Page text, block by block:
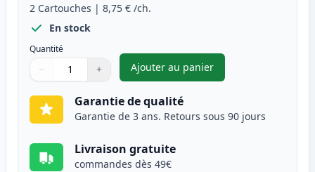
2 Cartouches | 8,75 € /ch.
En stock
Quantité
Quantité
Utilisez les boutons pour ajuster
− +
Quantité
Ajouter au panier
,Pack de 2 Brother LC123
Garantie de qualité
Garantie de 3 ans. Retours sous 90 jours
Livraison gratuite
commandes dès 49€